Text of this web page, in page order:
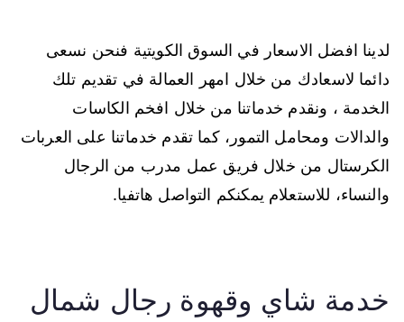
لدينا افضل الاسعار في السوق الكويتية فنحن نسعى
دائما لاسعادك من خلال امهر العمالة في تقديم تلك
الخدمة ، ونقدم خدماتنا من خلال افخم الكاسات
والدالات ومحامل التمور، كما تقدم خدماتنا على العربات
الكرستال من خلال فريق عمل مدرب من الرجال
والنساء، للاستعلام يمكنكم التواصل هاتفيا.
خدمة شاي وقهوة رجال شمال